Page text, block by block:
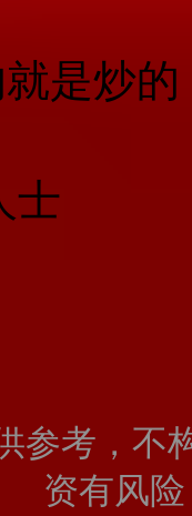
是炒
士
参考，不
资有风